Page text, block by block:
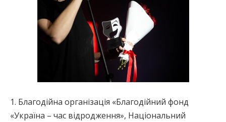
1. Благодійна організація «Благодійний фонд
«Україна – час відродження», Національний